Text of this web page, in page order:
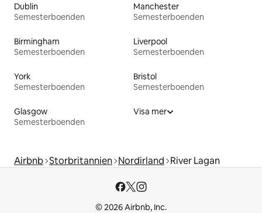
Dublin
Semesterboenden
Manchester
Semesterboenden
Birmingham
Semesterboenden
Liverpool
Semesterboenden
York
Semesterboenden
Bristol
Semesterboenden
Glasgow
Semesterboenden
Visa mer
Airbnb Storbritannien Nordirland River Lagan
© 2026 Airbnb, Inc.